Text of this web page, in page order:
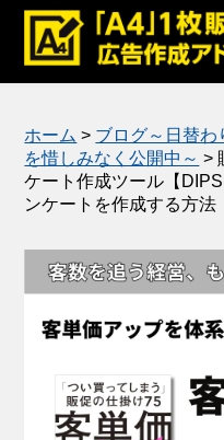
メ
公
ホーム > ブログ～日替わ
を惜しみなく公開中～ >
ケート作成ツール【
ンケートを作成する方法